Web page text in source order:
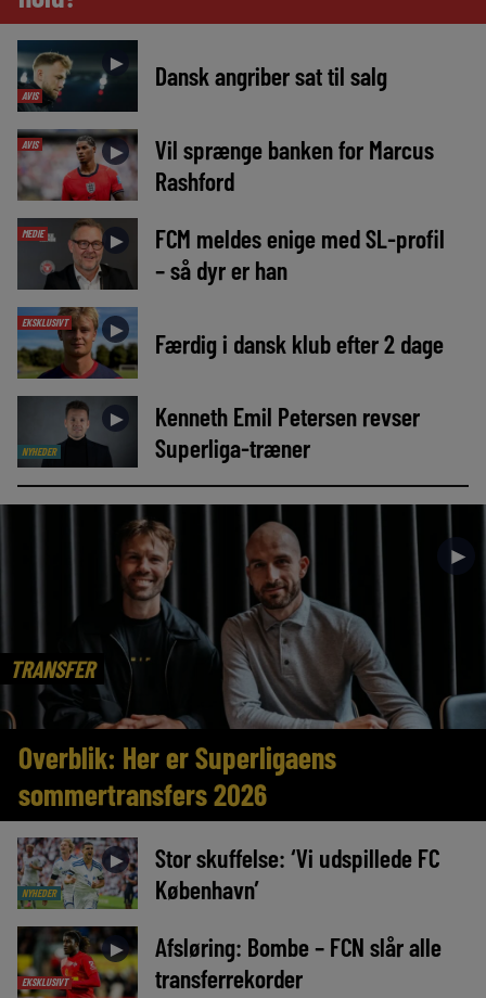
AVIS
► Dansk angriber sat til salg
AVIS ►
Vil sprænge banken for Marcus
Rashford
MEDIE ►
FCM meldes enige med SL-profil
– så dyr er han
EKSKLUSIVT ► Færdig i dansk klub efter 2 dage
NYHEDER
►
Kenneth Emil Petersen revser
Superliga-træner
TRANSFER
►
Overblik: Her er Superligaens
sommertransfers 2026
NYHEDER
►
Stor skuffelse: ‘Vi udspillede FC
København’
EKSKLUSIVT
►
Afsløring: Bombe – FCN slår alle
transferrekorder